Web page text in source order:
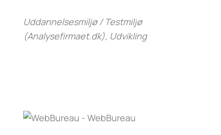
Uddannelsesmiljø / Testmiljø
(Analysefirmaet.dk), Udvikling